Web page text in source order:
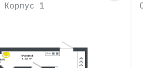
Корпус 1